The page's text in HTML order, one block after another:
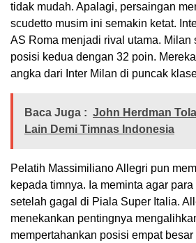
tidak mudah. Apalagi, persaingan
scudetto musim ini semakin ketat.
AS Roma menjadi rival utama. Milan
posisi kedua dengan 32 poin.
angka dari Inter Milan di puncak
Baca Juga : John Herdman
Lain Demi Timnas Indonesia
Pelatih Massimiliano Allegri pun
kepada timnya. Ia meminta agar
setelah gagal di Piala Super Italia.
menekankan pentingnya
mempertahankan posisi empat